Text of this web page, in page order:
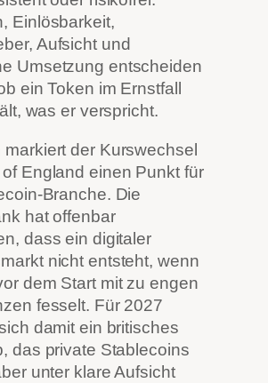
Einlösbarkeit,
Aufsicht und
Umsetzung entscheiden
ein Token im Ernstfall
was er verspricht.
markiert der Kurswechsel
England einen Punkt für
Branche. Die
hat offenbar
dass ein digitaler
nicht entsteht, wenn
dem Start mit zu engen
fesselt. Für 2027
damit ein britisches
das private Stablecoins
unter klare Aufsicht